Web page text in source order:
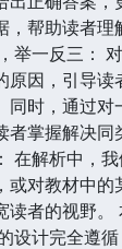
，帮助读者理
举一反三：
原因，引导读
同时，通过
者掌握解决同
在解析中，
或对教材中
读者的视野。
设计完全遵循